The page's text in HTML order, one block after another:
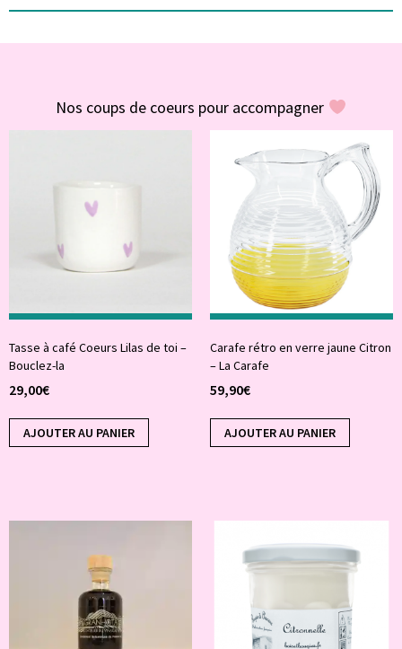
Nos coups de coeurs pour accompagner
Tasse à café Coeurs Lilas de toi –
Bouclez-la
29,00€
AJOUTER AU PANIER
Carafe rétro en verre jaune Citron
– La Carafe
59,90€
AJOUTER AU PANIER